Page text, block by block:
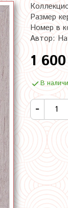
Размер
Номер в
Автор:
1
В